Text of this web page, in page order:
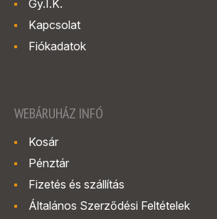
Gy.I.K.
Kapcsolat
Fiókadatok
WEBÁRUHÁZ INFÓ
Kosár
Pénztár
Fizetés és szállítás
Általános Szerződési Feltételek